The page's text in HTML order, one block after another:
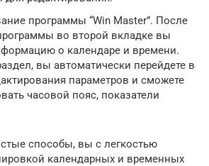
программы “Win Master”. После
во второй вкладке вы
о календаре и времени.
вы автоматически перейдете в
параметров и сможете
часовой пояс, показатели
способы, вы с легкостью
календарных и временных